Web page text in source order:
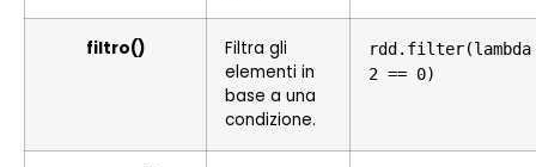
filtro()
Filtra gli
elementi in
base a una
condizione.
rdd.filter(lambda
2 == 0)